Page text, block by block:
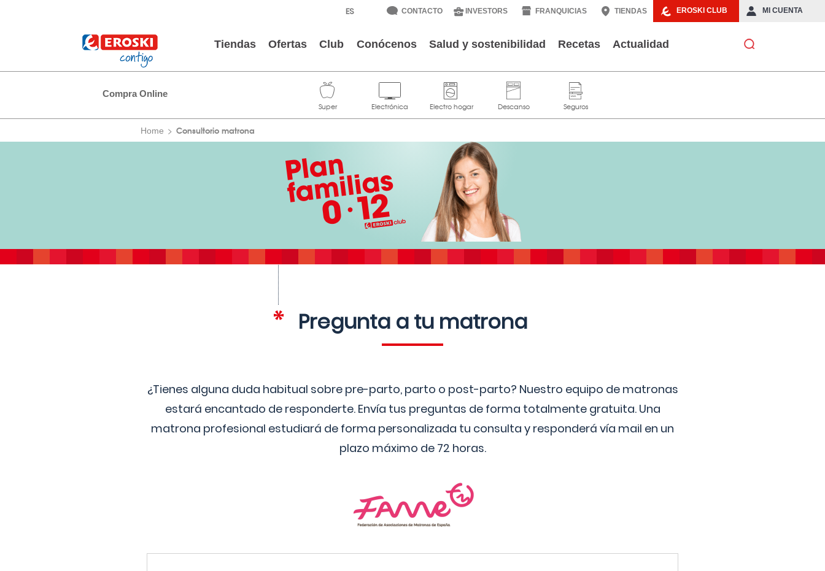
EROSKI CLUB MI CUENTA
CONTACTO INVESTORS FRANQUICIAS TIENDAS
Tiendas Ofertas Club Conócenos Salud y sostenibilidad Recetas Actualidad
Compra Online
Home Consultorio matrona
Pregunta a tu matrona
¿Tienes alguna duda habitual sobre pre-parto, parto o post-parto? Nuestro equipo de matronas
estará encantado de responderte. Envía tus preguntas de forma totalmente gratuita. Una
matrona profesional estudiará de forma personalizada tu consulta y responderá vía mail en un
plazo máximo de 72 horas.